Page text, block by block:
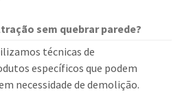
sem quebrar parede?
técnicas de
específicos que podem
necessidade de demolição.